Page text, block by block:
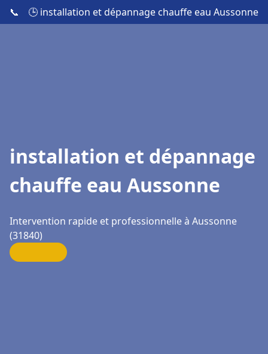
📞 🕒 installation et dépannage chauffe eau Aussonne
installation et dépannage
chauffe eau Aussonne
Intervention rapide et professionnelle à Aussonne
(31840)